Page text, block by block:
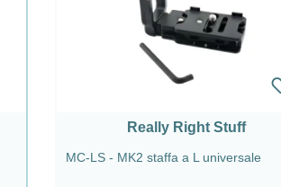
Really Right Stuff
MC-LS - MK2 staffa a L universale